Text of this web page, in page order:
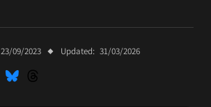
23/09/2023 Updated: 31/03/2026